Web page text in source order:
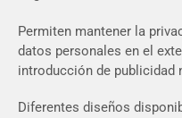
Permiten mantener la
datos personales en el
introducción de publicidad
Diferentes diseños